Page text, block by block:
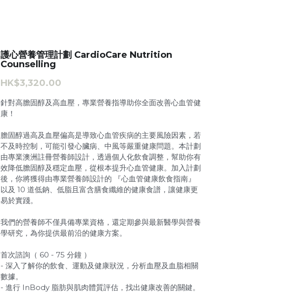
護心營養管理計劃 CardioCare Nutrition
Counselling
HK$3,320.00
針對高膽固醇及高血壓，專業營養指導助你全面改善心血管健
康！
膽固醇過高及血壓偏高是導致心血管疾病的主要風險因素，若
不及時控制，可能引發心臟病、中風等嚴重健康問題。本計劃
由專業澳洲註冊營養師設計，透過個人化飲食調整，幫助你有
效降低膽固醇及穩定血壓，從根本提升心血管健康。加入計劃
後，你將獲得由專業營養師設計的 『心血管健康飲食指南』
以及 10 道低鈉、低脂且富含膳食纖維的健康食譜，讓健康更
易於實踐。
我們的營養師不僅具備專業資格，還定期參與最新醫學與營養
學研究，為你提供最前沿的健康方案。
首次諮詢（ 60 - 75 分鐘 ）
- 深入了解你的飲食、運動及健康狀況，分析血壓及血脂相關
數據。
- 進行 InBody 脂肪與肌肉體質評估，找出健康改善的關鍵。